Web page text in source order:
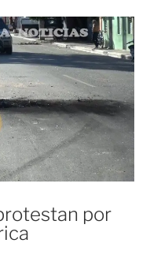
por